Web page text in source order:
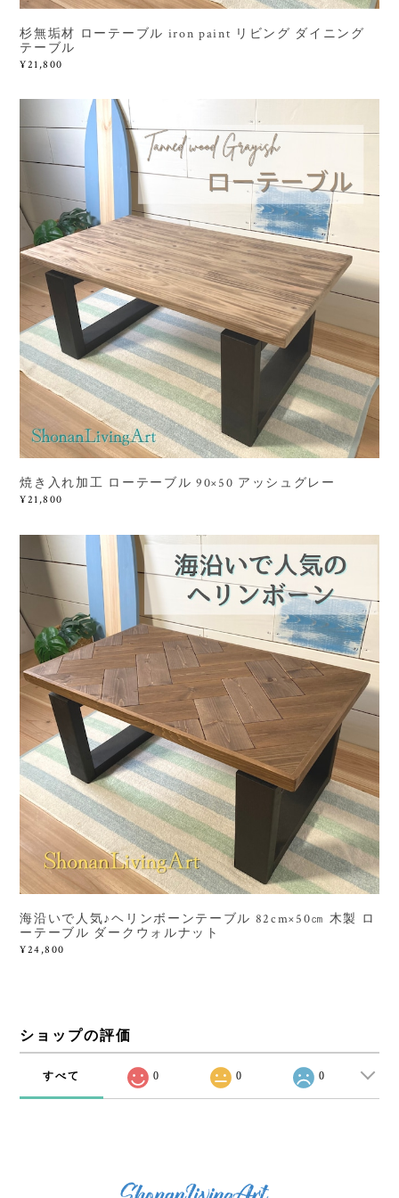
杉無垢材 ローテーブル iron paint リビング ダイニング
テーブル
¥21,800
焼き入れ加工 ローテーブル 90×50 アッシュグレー
¥21,800
海沿いで人気♪ヘリンボーンテーブル 82cm×50㎝ 木製 ロ
ーテーブル ダークウォルナット
¥24,800
ショップの評価
すべて 0 0 0